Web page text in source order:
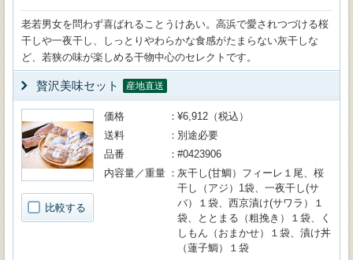
老若男女を問わず喜ばれることうけあい。高浜で愛されつづける桜
干しや一夜干し、しっとりやわらかな食感がたまらない灰干しな
ど、若狭の味が楽しめる干物中心のセレクトです。
贅沢美味セット 産地直送
比較する
価格
¥6,912（税込）
送料
別途必要
品番
#0423906
内容量／重量
灰干し(甘鯛）フィーレ１尾、桜
干し（アジ）1袋、一夜干し(サ
バ）１袋、西京漬け(サワラ）１
袋、ととまる（粗挽き）１袋、く
しもん（おまかせ）１袋、漬け丼
（蓮子鯛）１袋